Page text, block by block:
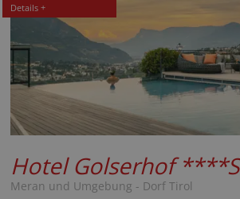
Details +
Hotel Golserhof****S
Meran und Umgebung - Dorf Tirol